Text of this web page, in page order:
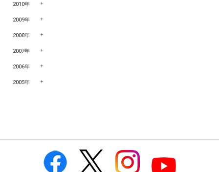
2010年
2009年
2008年
2007年
2006年
2005年